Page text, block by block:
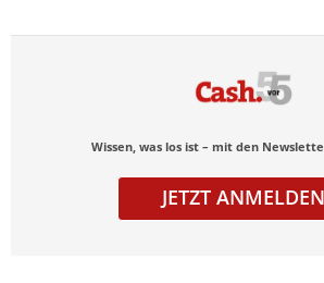
Wissen, was los ist – mit den
JETZT ANMELDEN